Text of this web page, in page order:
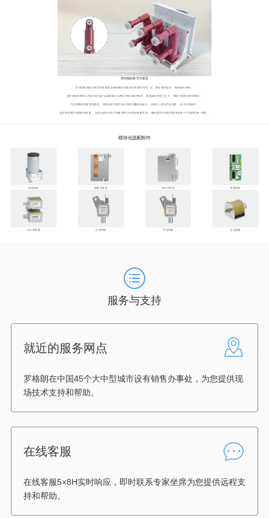
高性能的真空灭弧室
加强型纵磁场灭弧技术使电弧在动静触头表面的分布更加均匀广泛，降低弧柱电压， 提高触头寿命；
波纹管的结构和工艺的优化设计以及断路分合闸采用双向缓冲技术，避免波纹管受力过大， 增加灭弧室的使用寿命；
产品的整体强度更加紧固， 完整的单节瓷壳设计和双层叠结构设计，从根本上增加产品强度， 利于长期操作；
先进的质量控制和检验设备， 全面自动化的生产设备和高洁净度的装配环境， 确保真空灭弧室的质量及每个产品的质量一致性。
模块化选配附件
储能电机 接触式接地 导轨式接地 防跳回路
分合闸线圈 合闸闭锁 手车闭锁 过流线圈
服务与支持
就近的服务网点
罗格朗在中国45个大中型城市设有销售办事处，为您提供现
场技术支持和帮助。
在线客服
在线客服5×8H实时响应，即时联系专家坐席为您提供远程支
持和帮助。